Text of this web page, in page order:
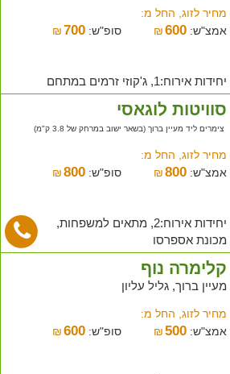
מחיר לזוג, החל מ:
אמצ"ש:
₪600 סופ"ש: ₪ 700
יחידות אירוח:1, ג'קוזי זרמים במתחם
סוויטות לוגאסי
צימרים ליד מעיין ברוך (בשאר ישוב במרחק של 3.8 ק"מ)
מחיר לזוג, החל מ:
אמצ"ש:
₪800 סופ"ש: ₪ 800
יחידות אירוח:2, מתאים למשפחות,
מכונת אספרסו
קלימרה נוף
מעיין ברוך, גליל עליון
מחיר לזוג, החל מ:
אמצ"ש:
₪500 סופ"ש: ₪ 600